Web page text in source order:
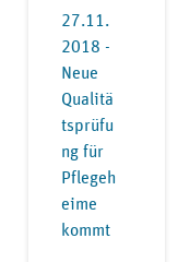
27.11.
2018 -
Neue
Qualitä
tsprüfu
ng für
Pflegeh
eime
kommt